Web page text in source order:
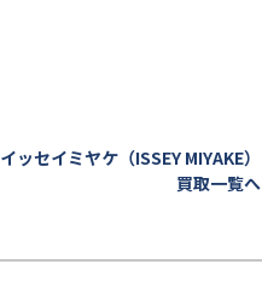
イッセイミヤケ（ISSEY MIYAKE）
買取一覧へ